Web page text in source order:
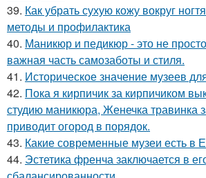
39. Как убрать сухую кожу вокруг
методы и профилактика
40. Маникюр и педикюр - это не
важная часть самозаботы и стиля.
41. Историческое значение музеев
42. Пока я кирпичик за кирпичиком
студию маникюра, Женечка травинка
приводит огород в порядок.
43. Какие современные музеи есть в
44. Эстетика френча заключается в